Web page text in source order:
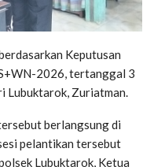
Keputusan
2026, tertanggal 3
Lubuktarok, Zuriatman.
berlangsung di
pelantikan tersebut
Lubuktarok, Ketua